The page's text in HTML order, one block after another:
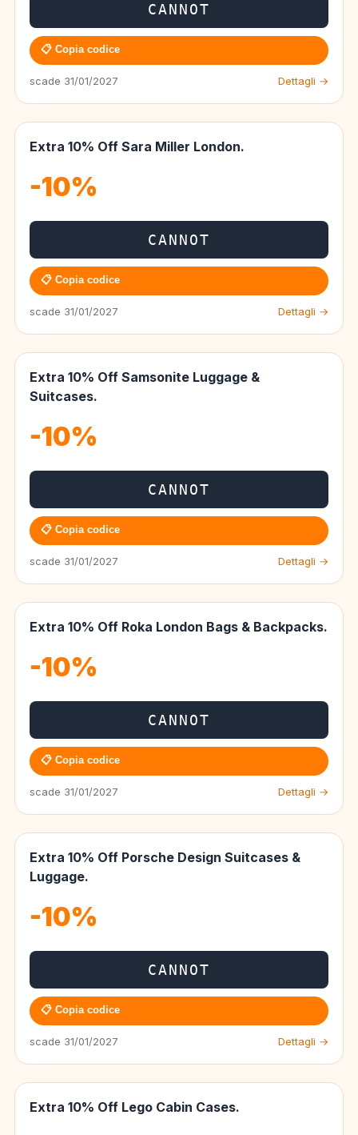
CANNOT
📋 Copia codice
scade 31/01/2027 Dettagli →
Extra 10% Off Sara Miller London.
-10%
CANNOT
📋 Copia codice
scade 31/01/2027 Dettagli →
Extra 10% Off Samsonite Luggage &
Suitcases.
-10%
CANNOT
📋 Copia codice
scade 31/01/2027 Dettagli →
Extra 10% Off Roka London Bags & Backpacks.
-10%
CANNOT
📋 Copia codice
scade 31/01/2027 Dettagli →
Extra 10% Off Porsche Design Suitcases &
Luggage.
-10%
CANNOT
📋 Copia codice
scade 31/01/2027 Dettagli →
Extra 10% Off Lego Cabin Cases.